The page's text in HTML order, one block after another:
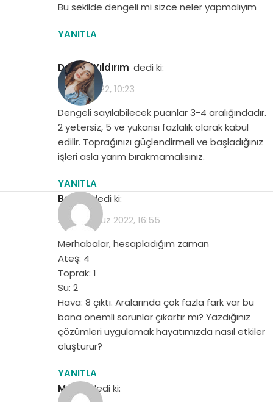
Bu sekilde dengeli mi sizce neler yapmalıyım
YANITLA
Demet Yıldırım dedi ki:
19 Eylül 2022, 10:23
Dengeli sayılabilecek puanlar 3-4 aralığındadır.
2 yetersiz, 5 ve yukarısı fazlalık olarak kabul
edilir. Toprağınızı güçlendirmeli ve başladığınız
işleri asla yarım bırakmamalısınız.
YANITLA
Beyza
dedi ki:
28 Temmuz 2022, 16:55
Merhabalar, hesapladığım zaman
Ateş: 4
Toprak: 1
Su: 2
Hava: 8 çıktı. Aralarında çok fazla fark var bu
bana önemli sorunlar çıkartır mı? Yazdığınız
çözümleri uygulamak hayatımızda nasıl etkiler
oluşturur?
YANITLA
Melek
dedi ki: